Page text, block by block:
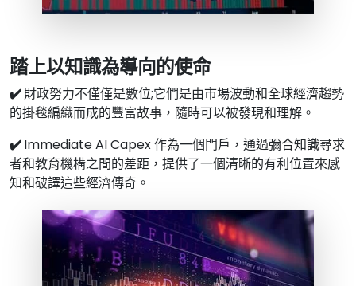
踏上以知識為導向的使命
✔️財政努力不僅僅是數位;它們是由市場波動和全球經濟趨勢
的掛毯編織而成的豐富故事，隨時可以被發現和理解。
✔️Immediate AI Capex 作為一個門戶，通過彌合知識尋求
者和教育機構之間的差距，提供了一個清晰的有利位置來感
知和破譯這些經濟傳奇。